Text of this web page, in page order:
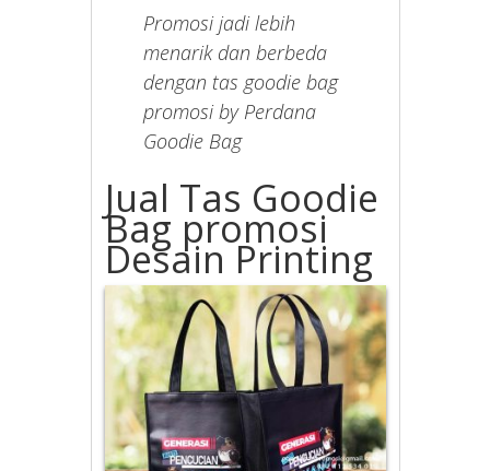
Promosi jadi lebih
menarik dan berbeda
dengan tas goodie bag
promosi by Perdana
Goodie Bag
Jual Tas Goodie
Bag promosi
Desain Printing